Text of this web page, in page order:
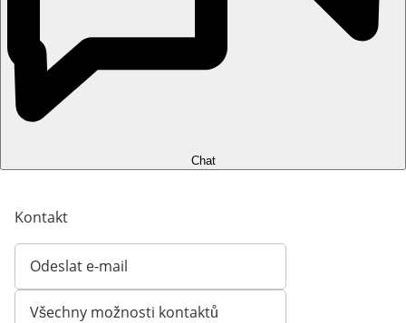
Chat
Kontakt
Odeslat e-mail
Otevírá e-mailového klienta
Všechny možnosti kontaktů